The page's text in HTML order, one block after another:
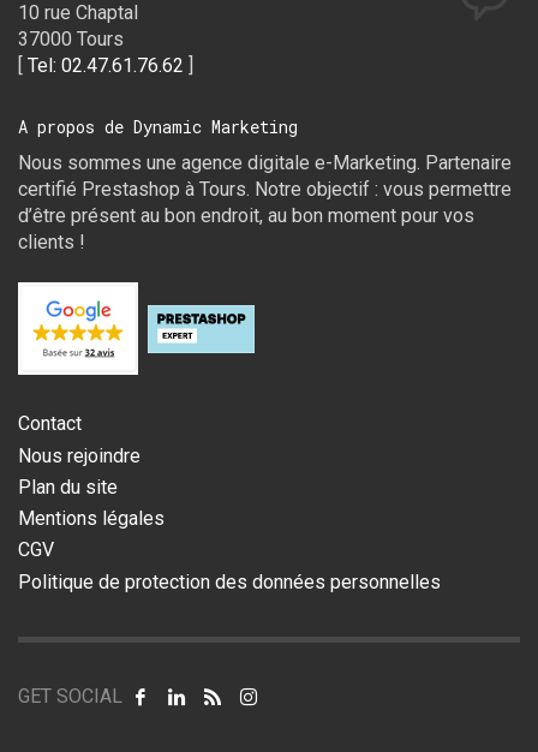
10 rue Chaptal
37000 Tours
[ Tel: 02.47.61.76.62 ]
A propos de Dynamic Marketing
Nous sommes une agence digitale e-Marketing. Partenaire
certifié Prestashop à Tours. Notre objectif : vous permettre
d’être présent au bon endroit, au bon moment pour vos
clients !
Contact
Nous rejoindre
Plan du site
Mentions légales
CGV
Politique de protection des données personnelles
GET SOCIAL